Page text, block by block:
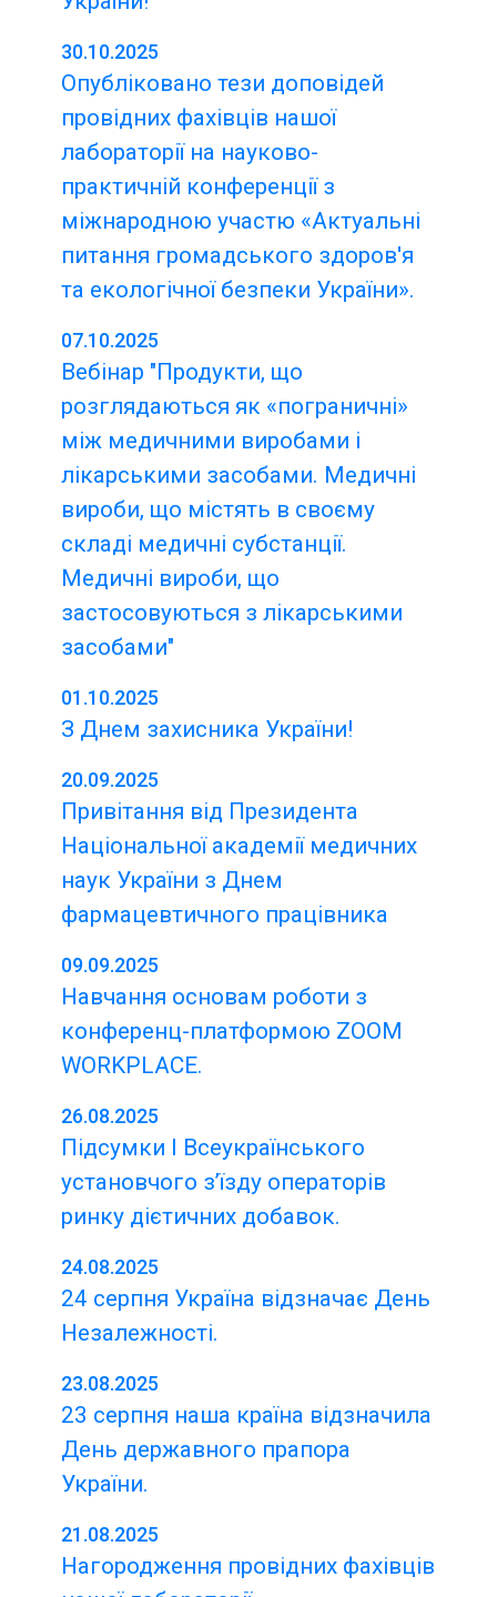
30.10.2025
Опубліковано тези доповідей
провідних фахівців нашої
лабораторії на науково-
практичній конференції з
міжнародною участю «Актуальні
питання громадського здоров'я
та екологічної безпеки України».
07.10.2025
Вебінар "Продукти, що
розглядаються як «пограничні»
між медичними виробами і
лікарськими засобами. Медичні
вироби, що містять в своєму
складі медичні субстанції.
Медичні вироби, що
застосовуються з лікарськими
засобами"
01.10.2025
З Днем захисника України!
20.09.2025
Привітання від Президента
Національної академії медичних
наук України з Днем
фармацевтичного працівника
09.09.2025
Навчання основам роботи з
конференц-платформою ZOOM
WORKPLACE.
26.08.2025
Підсумки І Всеукраїнського
установчого з’їзду операторів
ринку дієтичних добавок.
24.08.2025
24 серпня Україна відзначає День
Незалежності.
23.08.2025
23 серпня наша країна відзначила
День державного прапора
України.
21.08.2025
Нагородження провідних фахівців